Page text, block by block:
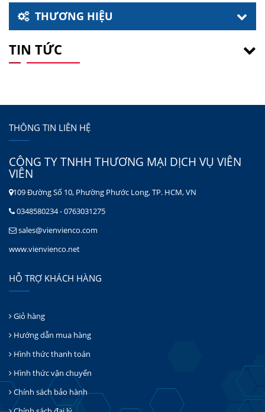
THƯƠNG HIỆU
TIN TỨC
THÔNG TIN LIÊN HỆ
CÔNG TY TNHH THƯƠNG MẠI DỊCH VỤ VIÊN
VIÊN
109 Đường Số 10, Phường Phước Long, TP. HCM, VN
0348580234 - 0763031275
sales@vienvienco.com
www.vienvienco.net
HỖ TRỢ KHÁCH HÀNG
Giỏ hàng
Hướng dẫn mua hàng
Hình thức thanh toán
Hình thức vận chuyển
Chính sách bảo hành